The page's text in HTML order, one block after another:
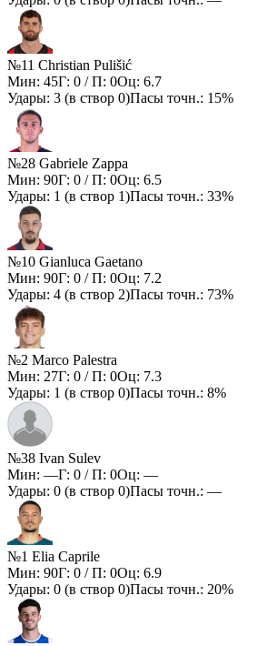
№11 Christian Pulišić
Мин: 45Г: 0 / П: 0Оц: 6.7
Удары: 3 (в створ 0)Пасы точн.: 15%
№28 Gabriele Zappa
Мин: 90Г: 0 / П: 0Оц: 6.5
Удары: 1 (в створ 1)Пасы точн.: 33%
№10 Gianluca Gaetano
Мин: 90Г: 0 / П: 0Оц: 7.2
Удары: 4 (в створ 2)Пасы точн.: 73%
№2 Marco Palestra
Мин: 27Г: 0 / П: 0Оц: 7.3
Удары: 1 (в створ 0)Пасы точн.: 8%
№38 Ivan Sulev
Мин: —Г: 0 / П: 0Оц: —
Удары: 0 (в створ 0)Пасы точн.: —
№1 Elia Caprile
Мин: 90Г: 0 / П: 0Оц: 6.9
Удары: 0 (в створ 0)Пасы точн.: 20%